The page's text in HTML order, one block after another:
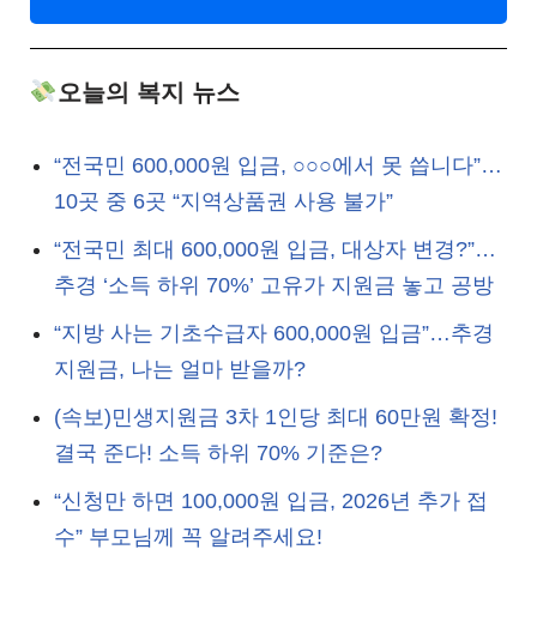
오늘의 복지 뉴스
“전국민 600,000원 입금, ○○○에서 못 씁니다”…
10곳 중 6곳 “지역상품권 사용 불가”
“전국민 최대 600,000원 입금, 대상자 변경?”…
추경 ‘소득 하위 70%’ 고유가 지원금 놓고 공방
“지방 사는 기초수급자 600,000원 입금”…추경
지원금, 나는 얼마 받을까?
(속보)민생지원금 3차 1인당 최대 60만원 확정!
결국 준다! 소득 하위 70% 기준은?
“신청만 하면 100,000원 입금, 2026년 추가 접
수” 부모님께 꼭 알려주세요!